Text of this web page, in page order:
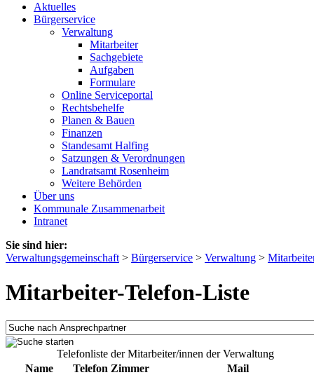
Aktuelles
Bürgerservice
Verwaltung
Mitarbeiter
Sachgebiete
Aufgaben
Formulare
Online Serviceportal
Rechtsbehelfe
Planen & Bauen
Finanzen
Standesamt Halfing
Satzungen & Verordnungen
Landratsamt Rosenheim
Weitere Behörden
Über uns
Kommunale Zusammenarbeit
Intranet
Sie sind hier:
Verwaltungsgemeinschaft > Bürgerservice > Verwaltung >
Mitarbeiter-Telefon-Liste
Telefonliste der Mitarbeiter/innen der Verwaltung
Name
Telefon Zimmer
Mail